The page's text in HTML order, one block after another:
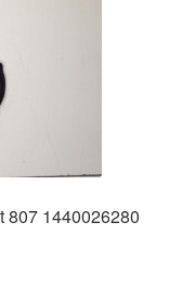
807 1440026280